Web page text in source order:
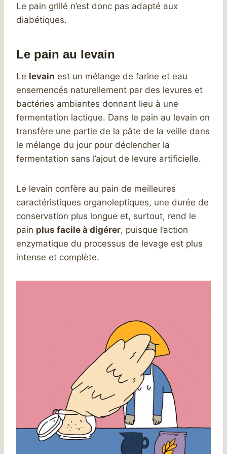
Le pain grillé n’est donc pas adapté aux
diabétiques.
Le pain au levain
Le levain est un mélange de farine et eau
ensemencés naturellement par des levures et
bactéries ambiantes donnant lieu à une
fermentation lactique. Dans le pain au levain on
transfère une partie de la pâte de la veille dans
le mélange du jour pour déclencher la
fermentation sans l’ajout de levure artificielle.
Le levain confère au pain de meilleures
caractéristiques organoleptiques, une durée de
conservation plus longue et, surtout, rend le
pain plus facile à digérer, puisque l’action
enzymatique du processus de levage est plus
intense et complète.